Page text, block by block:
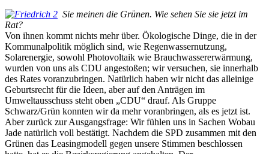
Sie meinen die Grünen. Wie sehen Sie sie jetzt im
Rat?
Von ihnen kommt nichts mehr über. Ökologische Dinge, die in der
Kommunalpolitik möglich sind, wie Regenwassernutzung,
Solarenergie, sowohl Photovoltaik wie Brauchwassererwärmung,
wurden von uns als CDU angestoßen; wir versuchen, sie innerhalb
des Rates voranzubringen. Natürlich haben wir nicht das alleinige
Geburtsrecht für die Ideen, aber auf den Anträgen im
Umweltausschuss steht oben „CDU“ drauf. Als Gruppe
Schwarz/Grün konnten wir da mehr voranbringen, als es jetzt ist.
Aber zurück zur Ausgangsfrage: Wir fühlen uns in Sachen Wobau
Jade natürlich voll bestätigt. Nachdem die SPD zusammen mit den
Grünen das Leasingmodell gegen unsere Stimmen beschlossen